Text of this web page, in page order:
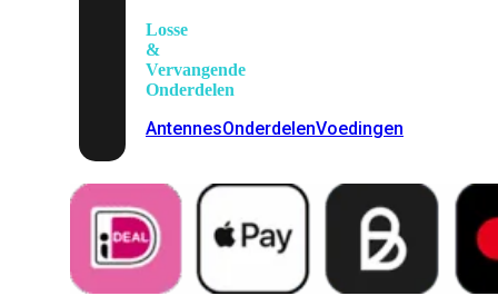
Losse
&
Vervangende
Onderdelen
AntennesOnderdelenVoedingen